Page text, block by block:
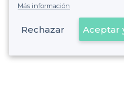
Registrar mi
Ya
Más información
Rechazar Aceptar